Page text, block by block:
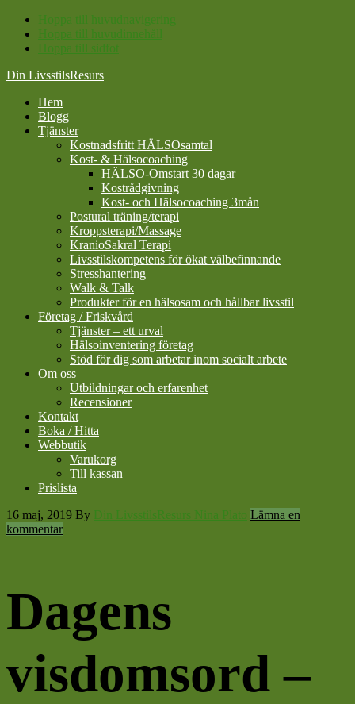
Hoppa till huvudnavigering
Hoppa till huvudinnehåll
Hoppa till sidfot
Din LivsstilsResurs
Hem
Blogg
Tjänster
Kostnadsfritt HÄLSOsamtal
Kost- & Hälsocoaching
HÄLSO-Omstart 30 dagar
Kostrådgivning
Kost- och Hälsocoaching 3mån
Postural träning/terapi
Kroppsterapi/Massage
KranioSakral Terapi
Livsstilskompetens för ökat välbefinnande
Stresshantering
Walk & Talk
Produkter för en hälsosam och hållbar livsstil
Företag / Friskvård
Tjänster – ett urval
Hälsoinventering företag
Stöd för dig som arbetar inom socialt arbete
Om oss
Utbildningar och erfarenhet
Recensioner
Kontakt
Boka / Hitta
Webbutik
Varukorg
Till kassan
Prislista
16 maj, 2019 By Din LivsstilsResurs Nina Plato Lämna en
kommentar
Dagens
visdomsord –